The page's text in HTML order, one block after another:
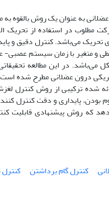
به عنوان یک روش بالقوه به
مطلوب در استفاده از تحریک
تحریک می‌باشد. کنترل دقیق و
و متغیر با زمان سیستم
در این مطالعه
درون عضلانی مطرح شده
شده ترکیبی از روش کنترل
بودن، پایداری و دقت کنترل
که روش پیشنهادی قابلیت
کنترل گام برداشتن